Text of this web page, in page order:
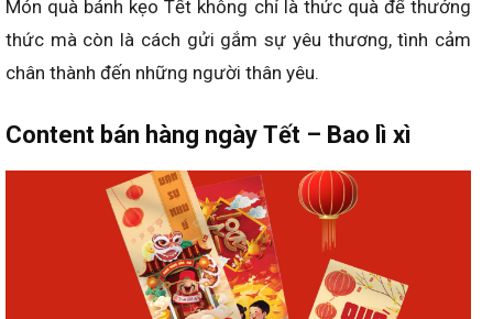
Món quà bánh kẹo Tết không chỉ là thức quà để thưởng
thức mà còn là cách gửi gắm sự yêu thương, tình cảm
chân thành đến những người thân yêu.
Content bán hàng ngày Tết – Bao lì xì